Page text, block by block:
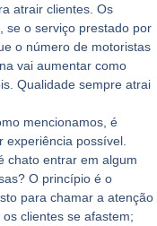
atrair clientes. Os
se o serviço prestado por
o número de motoristas
vai aumentar como
Qualidade sempre atrai
mencionamos, é
possível.
chato entrar em algum
O princípio é o
para chamar a atenção
clientes se afastem;